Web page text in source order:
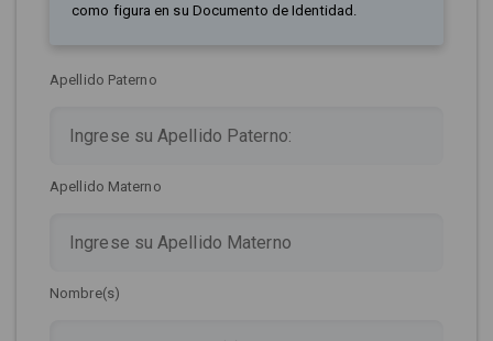
como figura en su Documento de Identidad.
Apellido Paterno
Apellido Materno
Nombre(s)